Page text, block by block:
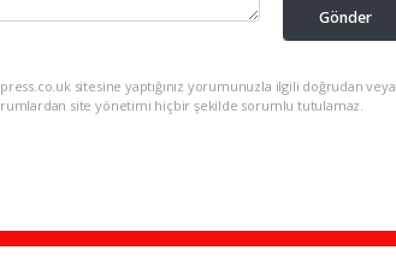
Gönder
sitesine yaptığınız yorumunuzla ilgili doğrudan veya
site yönetimi hiçbir şekilde sorumlu tutulamaz.